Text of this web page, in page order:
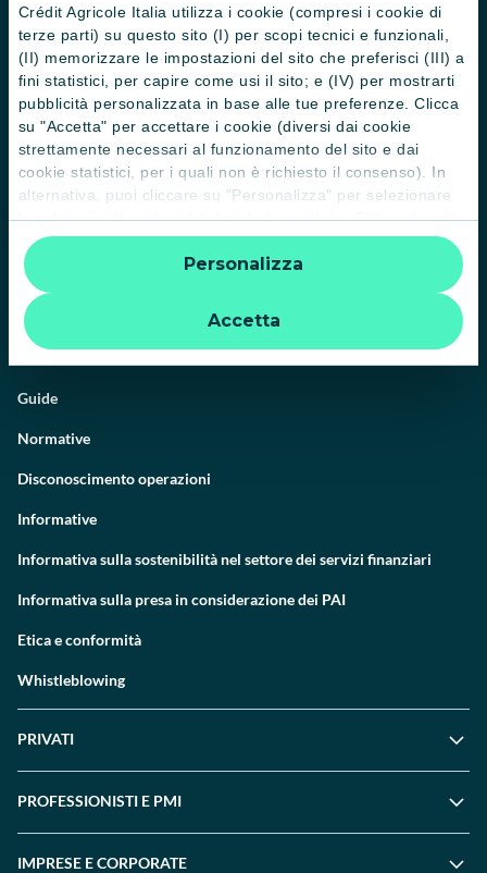
Crédit Agricole Italia utilizza i cookie (compresi i cookie di
terze parti) su questo sito (I) per scopi tecnici e funzionali,
(II) memorizzare le impostazioni del sito che preferisci (III) a
fini statistici, per capire come usi il sito; e (IV) per mostrarti
pubblicità personalizzata in base alle tue preferenze. Clicca
su "Accetta" per accettare i cookie (diversi dai cookie
strettamente necessari al funzionamento del sito e dai
cookie statistici, per i quali non è richiesto il consenso). In
alternativa, puoi cliccare su "Personalizza" per selezionare
le categorie di cookie che desideri accettare. Cliccando sulla
“X” le impostazioni predefinite vengono lasciate invariate e
quindi la navigazione può continuare senza cookie o altri
strumenti di tracciamento diversi da quelli tecnici. Per
ulteriori informazioni:
informativa privacy
Accetta
Personalizza
Il Gruppo
Trova filiali
Contattaci
Domande frequenti
Successioni
Servizi e pagamenti digitali
Guide
Normative
Disconoscimento operazioni
Informative
Informativa sulla sostenibilità nel settore dei servizi finanziari
Informativa sulla presa in considerazione dei PAI
Etica e conformità
Whistleblowing
PRIVATI
PROFESSIONISTI E PMI
IMPRESE E CORPORATE